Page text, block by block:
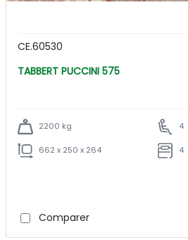
CE.60530
TABBERT PUCCINI 575
2200 kg 4
662 x 250 x 264 4
Comparer